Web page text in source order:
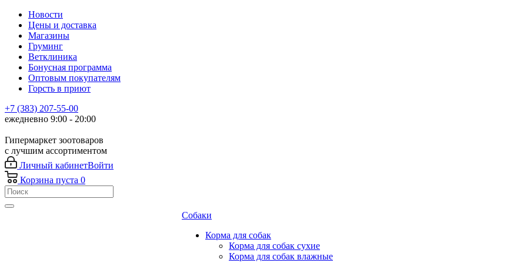
Новости
Цены и доставка
Магазины
Груминг
Ветклиника
Бонусная программа
Оптовым покупателям
Горсть в приют
+7 (383) 207-55-00
ежедневно 9:00 - 20:00
Гипермаркет зоотоваров
с лучшим ассортиментом
Личный кабинетВойти
Корзина пуста 0
Собаки
Корма для собак
Корма для собак сухие
Корма для собак влажные